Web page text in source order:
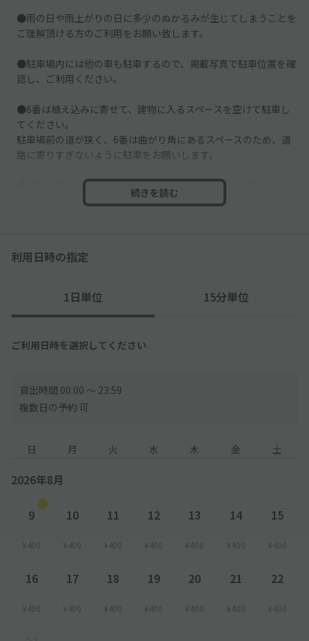
●雨の日や雨上がりの日に多少のぬかるみが生じてしまうことを
ご理解頂ける方のご利用をお願い致します。
●駐車場内には他の車も駐車するので、掲載写真で駐車位置を確
認し、ご利用ください。
●6番は植え込みに寄せて、建物に入るスペースを空けて駐車し
てください。
駐車場前の道が狭く、6番は曲がり角にあるスペースのため、道
路に寄りすぎないように駐車をお願いします。
●1番はブロック塀と壁に寄せて駐車してください。2番にはトラ
ックが駐車します。
続きを読む
利用日時の指定
1日単位 15分単位
ご利用日時を選択してください
貸出時間 00:00 〜 23:59
複数日の予約 可
日 月 火 水 木 金 土
2026年8月
9
¥400
10
¥400
11
¥400
12
¥400
13
¥400
14
¥400
15
¥400
16
¥400
17
¥400
18
¥400
19
¥400
20
¥400
21
¥400
22
¥400